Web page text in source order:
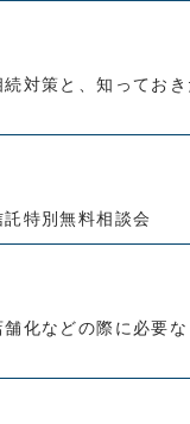
対策と、知ってお
特別無料相談会
化などの際に必要